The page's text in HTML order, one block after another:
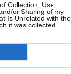
Collection, Use,
or Sharing of my
Is Unrelated with the
it was collected.